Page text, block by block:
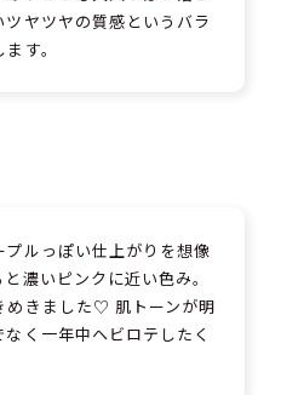
ヤツヤの質感というバラ
す。
ルっぽい仕上がりを想像
濃いピンクに近い色み。
めきました♡ 肌トーンが明
く一年中ヘビロテしたく